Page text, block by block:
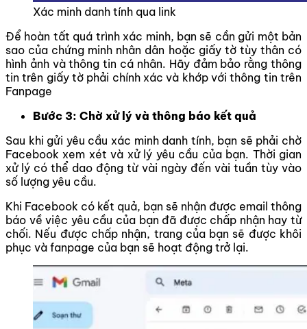
Xác minh danh tính qua link
Để hoàn tất quá trình xác minh, bạn sẽ cần gửi một bản
sao của chứng minh nhân dân hoặc giấy tờ tùy thân có
hình ảnh và thông tin cá nhân. Hãy đảm bảo rằng thông
tin trên giấy tờ phải chính xác và khớp với thông tin trên
Fanpage
Bước 3: Chờ xử lý và thông báo kết quả
Sau khi gửi yêu cầu xác minh danh tính, bạn sẽ phải chờ
Facebook xem xét và xử lý yêu cầu của bạn. Thời gian
xử lý có thể dao động từ vài ngày đến vài tuần tùy vào
số lượng yêu cầu.
Khi Facebook có kết quả, bạn sẽ nhận được email thông
báo về việc yêu cầu của bạn đã được chấp nhận hay từ
chối. Nếu được chấp nhận, trang của bạn sẽ được khôi
phục và fanpage của bạn sẽ hoạt động trở lại.